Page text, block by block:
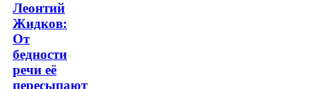
Леонтий
Жидков:
От
бедности
речи её
пересыпают